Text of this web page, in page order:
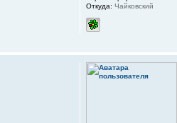
Откуда: Чайковский